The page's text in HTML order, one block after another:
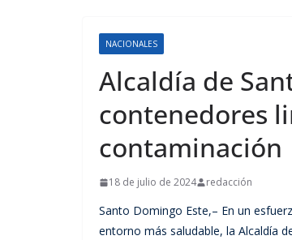
NACIONALES
Alcaldía de
contenedores
contaminación
18 de julio de 2024 redacción
Santo Domingo Este,– En un
entorno más saludable, la Alcaldía